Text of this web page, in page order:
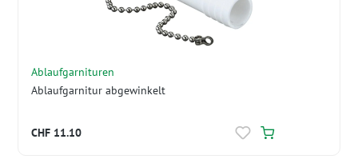
Ablaufgarnituren
Ablaufgarnitur abgewinkelt
CHF 11.10